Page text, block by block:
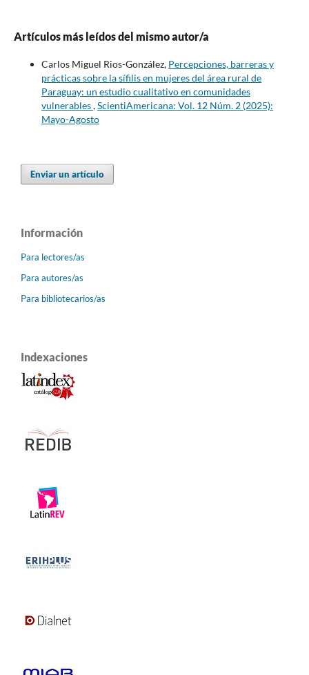
Artículos más leídos del mismo autor/a
Carlos Miguel Rios-González, Percepciones, barreras y
prácticas sobre la sífilis en mujeres del área rural de
Paraguay: un estudio cualitativo en comunidades
vulnerables,ScientiAmericana: Vol. 12 Núm. 2 (2025):
Mayo-Agosto
Enviar un artículo
Información
Para lectores/as
Para autores/as
Para bibliotecarios/as
Indexaciones